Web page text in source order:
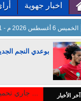
اخبار جهوية
الخميس 6 أغسطس 2026 م - 21 صفر 1448 هـ
بوعدي النجم
المغرب يجذب آخر الأخبار